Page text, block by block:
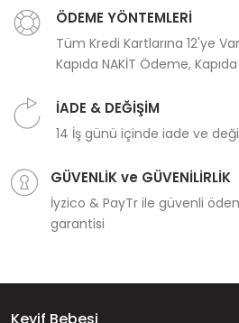
ÖDEME YÖNTEMLERİ
Tüm Kredi Kartlarına 12'ye
Kapıda NAKİT Ödeme,
İADE & DEĞİŞİM
14 İş günü içinde iade ve
GÜVENLİK ve GÜVENİLİRLİK
İyzico & PayTr ile güvenli
garantisi